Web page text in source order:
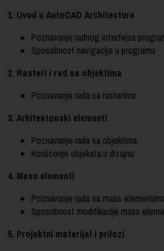
1. Uvod u AutoCAD Architecture
Poznavanje radnog interfejsa
Sposobnost navigacije u programu
2. Rasteri i rad sa objektima
Poznavanje rada sa rasterima
3. Arhitektonski elementi
Poznavanje rada sa objektima
Korišćenje objekata u dizajnu
4. Mass elementi
Poznavanje rada sa mass
Sposobnost modifikacije mass
5. Projektni materijal i prilozi